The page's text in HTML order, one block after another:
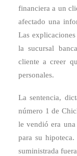
financiera a un
afectado una
Las
la sucursal
cliente a creer
personales.
La sentencia,
número 1 de
le vendió era
para su
suministrada